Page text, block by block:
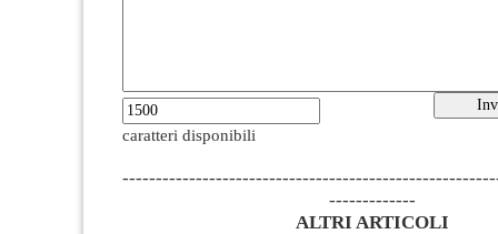
caratteri disponibili
-------------
ALTRI ARTICOLI